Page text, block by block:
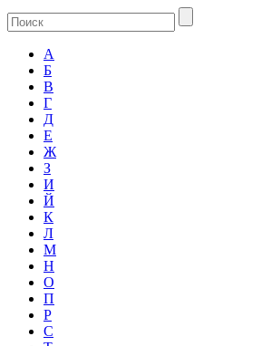
А
Б
В
Г
Д
Е
Ж
З
И
Й
К
Л
М
Н
О
П
Р
С